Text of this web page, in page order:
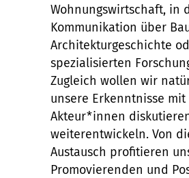
Wohnungswirtschaft, in
Kommunikation über
Architekturgeschichte
spezialisierten
Zugleich wollen wir
unsere Erkenntnisse mit
Akteur*innen
weiterentwickeln. Von
Austausch profitieren
Promovierenden und